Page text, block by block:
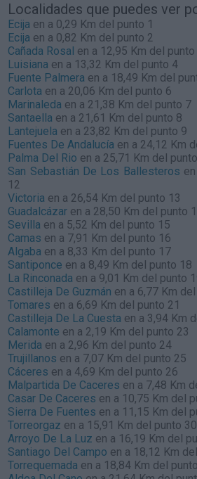
Localidades que puedes ver
Ecija en a 0,29 Km del punto 1
Ecija en a 0,82 Km del punto 2
Cañada Rosal en a 12,95 Km del punto
Luisiana en a 13,32 Km del punto 4
Fuente Palmera en a 18,49 Km del
Carlota en a 20,06 Km del punto 6
Marinaleda en a 21,38 Km del punto 7
Santaella en a 21,61 Km del punto 8
Lantejuela en a 23,82 Km del punto 9
Fuentes De Andalucía en a 24,12 Km
Palma Del Rio en a 25,71 Km del
San Sebastián De Los Ballesteros
12
Victoria en a 26,54 Km del punto 13
Guadalcázar en a 28,50 Km del punto
Sevilla en a 5,52 Km del punto 15
Camas en a 7,91 Km del punto 16
Algaba en a 8,33 Km del punto 17
Santiponce en a 8,49 Km del punto 18
La Rinconada en a 9,01 Km del punto
Castilleja De Guzmán en a 6,77 Km
Tomares en a 6,69 Km del punto 21
Castilleja De La Cuesta en a 3,94 Km
Calamonte en a 2,19 Km del punto 23
Merida en a 2,96 Km del punto 24
Trujillanos en a 7,07 Km del punto 25
Cáceres en a 4,69 Km del punto 26
Malpartida De Caceres en a 7,48 Km
Casar De Caceres en a 10,75 Km del
Sierra De Fuentes en a 11,15 Km del
Torreorgaz en a 15,91 Km del punto 30
Arroyo De La Luz en a 16,19 Km del
Santiago Del Campo en a 18,12 Km
Torrequemada en a 18,84 Km del